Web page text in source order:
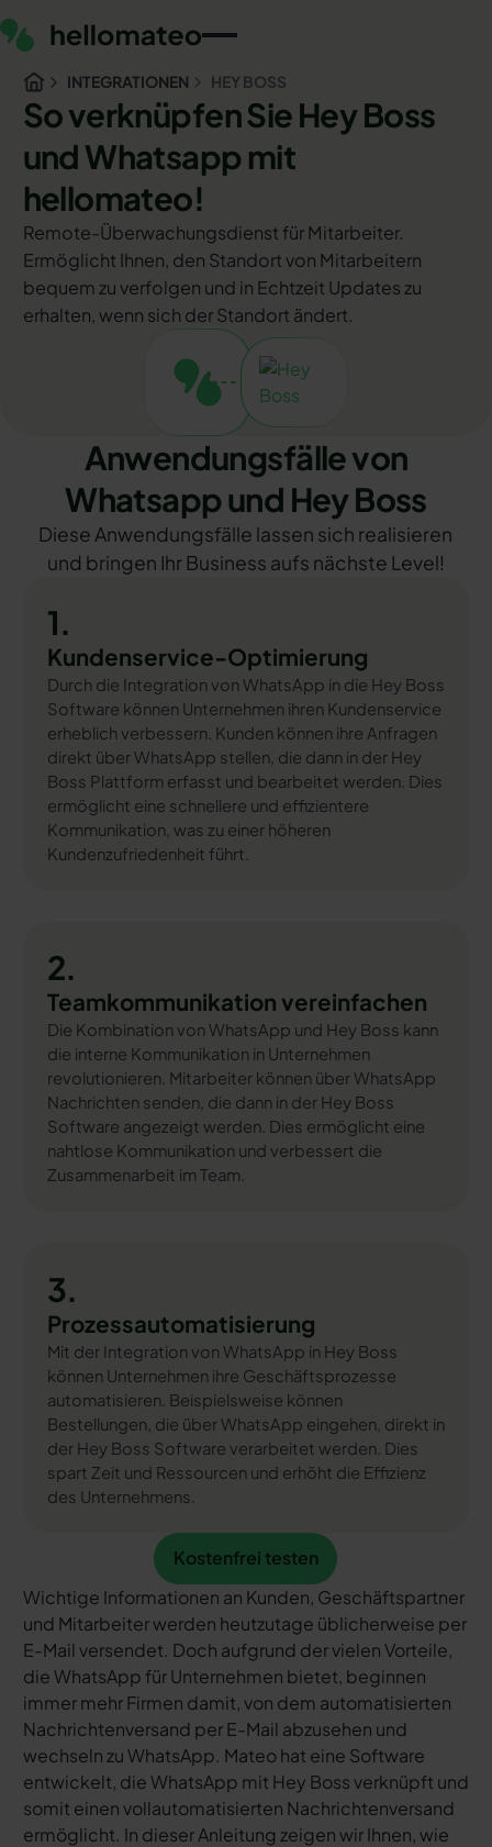
INTEGRATIONEN HEY BOSS
So verknüpfen Sie Hey Boss
und Whatsapp mit
hellomateo!
Remote-Überwachungsdienst für Mitarbeiter.
Ermöglicht Ihnen, den Standort von Mitarbeitern
bequem zu verfolgen und in Echtzeit Updates zu
erhalten, wenn sich der Standort ändert.
Anwendungsfälle von
Whatsapp und Hey Boss
Diese Anwendungsfälle lassen sich realisieren
und bringen Ihr Business aufs nächste Level!
1.
Kundenservice-Optimierung
Durch die Integration von WhatsApp in die Hey Boss
Software können Unternehmen ihren Kundenservice
erheblich verbessern. Kunden können ihre Anfragen
direkt über WhatsApp stellen, die dann in der Hey
Boss Plattform erfasst und bearbeitet werden. Dies
ermöglicht eine schnellere und effizientere
Kommunikation, was zu einer höheren
Kundenzufriedenheit führt.
2.
Teamkommunikation vereinfachen
Die Kombination von WhatsApp und Hey Boss kann
die interne Kommunikation in Unternehmen
revolutionieren. Mitarbeiter können über WhatsApp
Nachrichten senden, die dann in der Hey Boss
Software angezeigt werden. Dies ermöglicht eine
nahtlose Kommunikation und verbessert die
Zusammenarbeit im Team.
3.
Prozessautomatisierung
Mit der Integration von WhatsApp in Hey Boss
können Unternehmen ihre Geschäftsprozesse
automatisieren. Beispielsweise können
Bestellungen, die über WhatsApp eingehen, direkt in
der Hey Boss Software verarbeitet werden. Dies
spart Zeit und Ressourcen und erhöht die Effizienz
des Unternehmens.
Kostenfrei testen
Kostenfrei testen
Wichtige Informationen an Kunden, Geschäftspartner
und Mitarbeiter werden heutzutage üblicherweise per
E-Mail versendet. Doch aufgrund der vielen Vorteile,
die WhatsApp für Unternehmen bietet, beginnen
immer mehr Firmen damit, von dem automatisierten
Nachrichtenversand per E-Mail abzusehen und
wechseln zu WhatsApp. Mateo hat eine Software
entwickelt, die WhatsApp mit Hey Boss verknüpft und
somit einen vollautomatisierten Nachrichtenversand
ermöglicht. In dieser Anleitung zeigen wir Ihnen, wie